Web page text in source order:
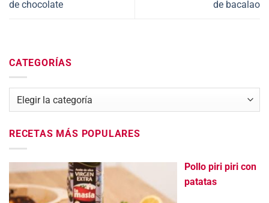
de chocolate
de bacalao
CATEGORÍAS
Categorías
RECETAS MÁS POPULARES
Pollo piri piri con
patatas